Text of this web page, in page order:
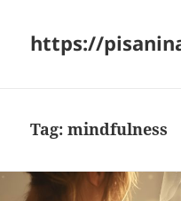
https://
Tag:mindfulness